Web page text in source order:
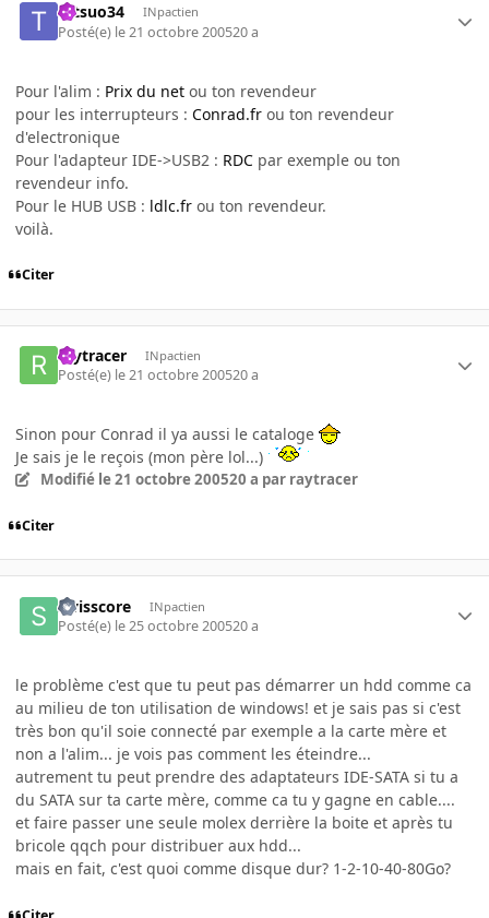
tetsuo34 INpactien
Posté(e) le 21 octobre 200520 a
Pour l'alim : Prix du net ou ton revendeur
pour les interrupteurs : Conrad.fr ou ton revendeur
d'electronique
Pour l'adapteur IDE->USB2 : RDC par exemple ou ton
revendeur info.
Pour le HUB USB : ldlc.fr ou ton revendeur.
voilà.
Citer
raytracer INpactien
Posté(e) le 21 octobre 200520 a
Sinon pour Conrad il ya aussi le cataloge
Je sais je le reçois (mon père lol...)
Modifié le 21 octobre 200520 a par raytracer
Citer
swisscore INpactien
Posté(e) le 25 octobre 200520 a
le problème c'est que tu peut pas démarrer un hdd comme ca
au milieu de ton utilisation de windows! et je sais pas si c'est
très bon qu'il soie connecté par exemple a la carte mère et
non a l'alim... je vois pas comment les éteindre...
autrement tu peut prendre des adaptateurs IDE-SATA si tu a
du SATA sur ta carte mère, comme ca tu y gagne en cable....
et faire passer une seule molex derrière la boite et après tu
bricole qqch pour distribuer aux hdd...
mais en fait, c'est quoi comme disque dur? 1-2-10-40-80Go?